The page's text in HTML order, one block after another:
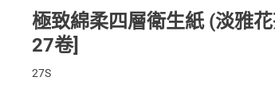
極致綿柔四層衛生紙 (淡雅
27卷]
27S